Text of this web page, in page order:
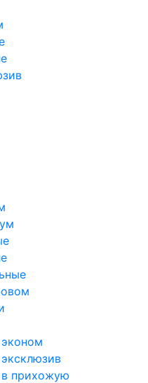
прихожую